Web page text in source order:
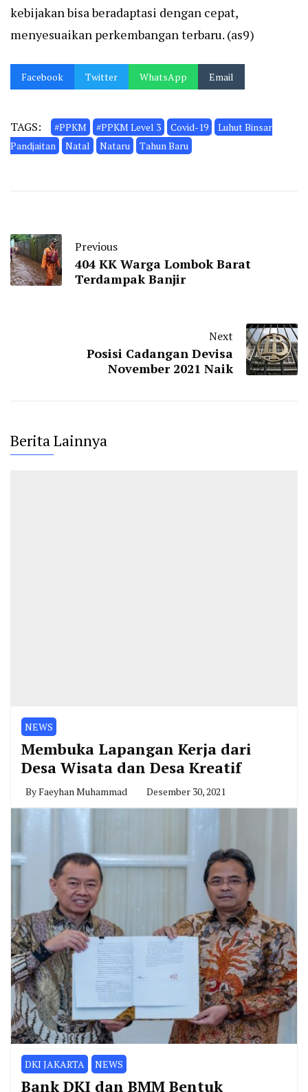
kebijakan bisa beradaptasi dengan cepat,
menyesuaikan perkembangan terbaru. (as9)
Facebook Twitter WhatsApp Email
TAGS: #PPKM #PPKM Level 3 Covid-19
Luhut Binsar
Pandjaitan
Natal Nataru Tahun Baru
Previous
404 KK Warga Lombok Barat
Terdampak Banjir
Next
Posisi Cadangan Devisa
November 2021 Naik
Berita Lainnya
NEWS
Membuka Lapangan Kerja dari
Desa Wisata dan Desa Kreatif
ByFaeyhan Muhammad Desember 30, 2021
DKI JAKARTA NEWS
Bank DKI dan BMM Bentuk